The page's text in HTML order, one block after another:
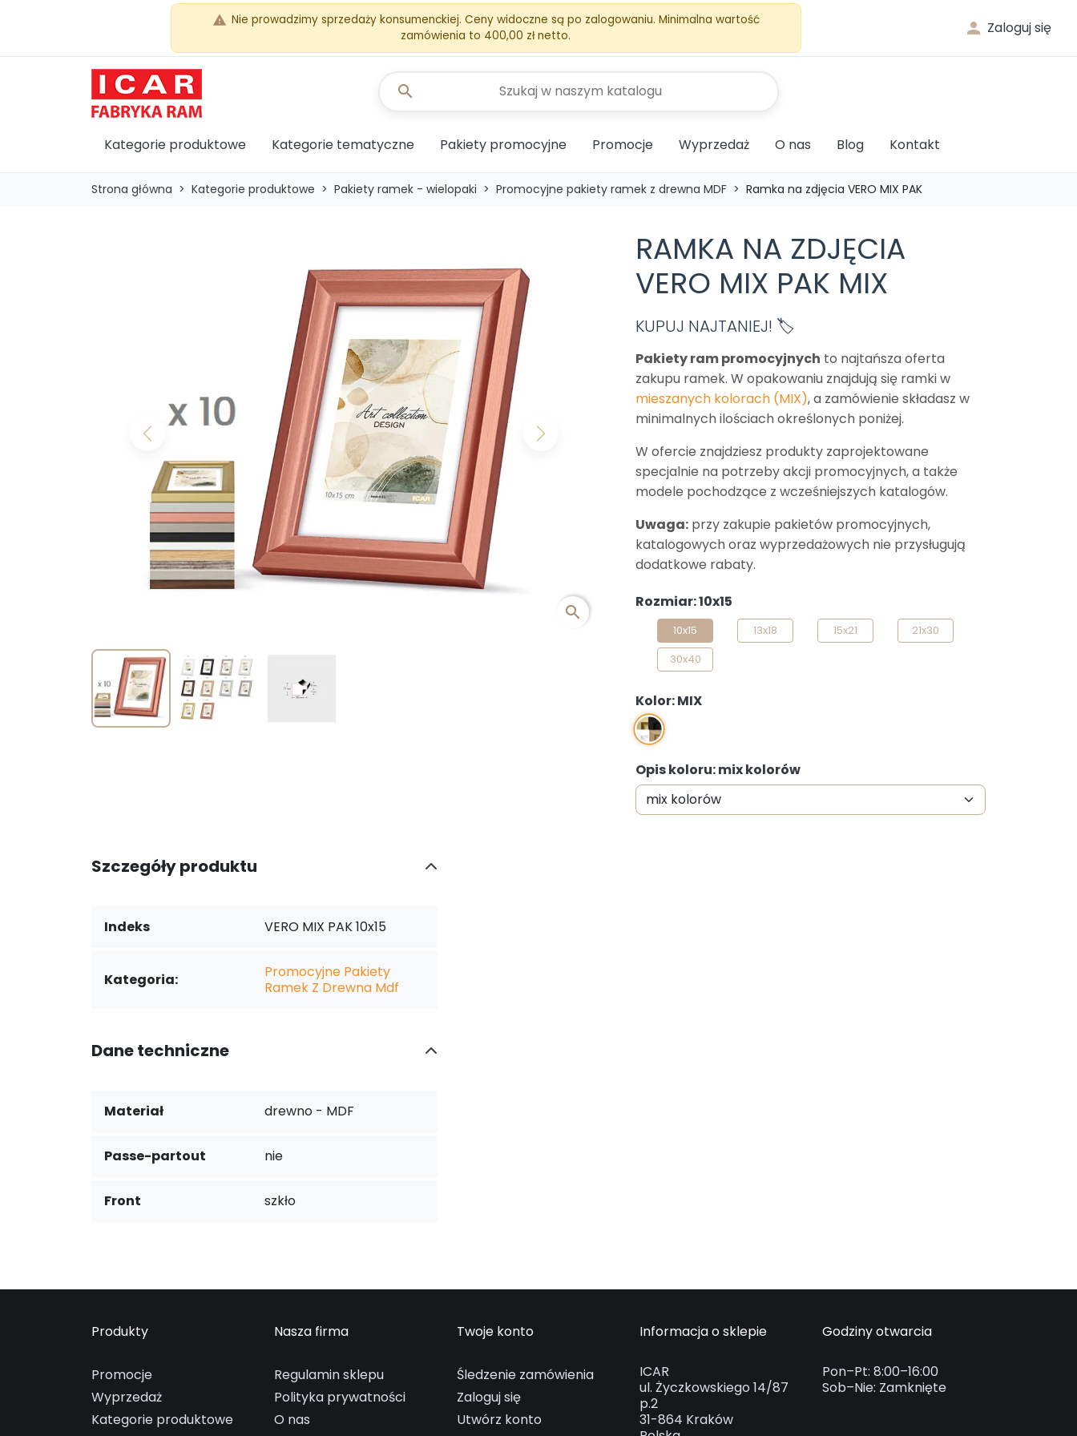
 Zaloguj się
warning Nie prowadzimy sprzedaży konsumenckiej. Ceny widoczne są po zalogowaniu. Minimalna wartość
zamówienia to 400,00 zł netto.
Kategorie produktowe Kategorie tematyczne Pakiety promocyjne Promocje Wyprzedaż O nas Blog Kontakt
search
Strona główna Kategorie produktowe Pakiety ramek - wielopaki Promocyjne pakiety ramek z drewna MDF Ramka na zdjęcia VERO MIX PAK
Previous Next
search
RAMKA NA ZDJĘCIA
VERO MIX PAK MIX
KUPUJ NAJTANIEJ! 🏷️
Pakiety ram promocyjnych to najtańsza oferta
zakupu ramek. W opakowaniu znajdują się ramki w
mieszanych kolorach (MIX), a zamówienie składasz w
minimalnych ilościach określonych poniżej.
W ofercie znajdziesz produkty zaprojektowane
specjalnie na potrzeby akcji promocyjnych, a także
modele pochodzące z wcześniejszych katalogów.
Uwaga: przy zakupie pakietów promocyjnych,
katalogowych oraz wyprzedażowych nie przysługują
dodatkowe rabaty.
Rozmiar: 10x15
10x15 13x18 15x21
21x30
30x40
Kolor: MIX
MIX
Opis koloru: mix kolorów
Szczegóły produktu
Indeks VERO MIX PAK 10x15
Kategoria:
Promocyjne Pakiety
Ramek Z Drewna Mdf
Dane techniczne
Materiał drewno - MDF
Passe-partout nie
Front szkło
Produkty
Promocje
Wyprzedaż
Kategorie produktowe
Nasza firma
Regulamin sklepu
Polityka prywatności
O nas
Twoje konto
Śledzenie zamówienia
Zaloguj się
Utwórz konto
Informacja o sklepie
ICAR
ul. Życzkowskiego 14/87
p.2
31-864 Kraków
Godziny otwarcia
Pon–Pt: 8:00–16:00
Sob–Nie: Zamknięte